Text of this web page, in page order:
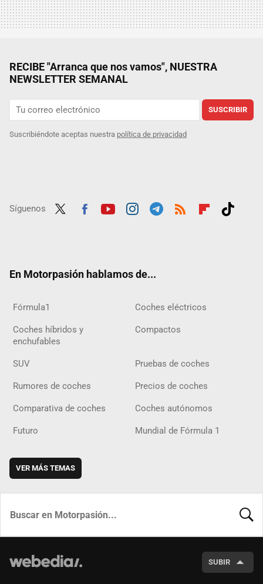
RECIBE "Arranca que nos vamos", NUESTRA
NEWSLETTER SEMANAL
SUSCRIBIR
Suscribiéndote aceptas nuestra política de privacidad
Síguenos
En Motorpasión hablamos de...
Fórmula1 Coches eléctricos
Coches híbridos y
enchufables
Compactos
SUV Pruebas de coches
Rumores de coches Precios de coches
Comparativa de coches Coches autónomos
Futuro Mundial de Fórmula 1
VER MÁS TEMAS
SUBIR